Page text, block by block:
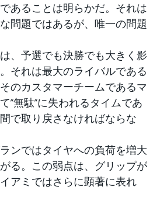
あることは明らかだ。それは
問題ではあるが、唯一の問題
、予選でも決勝でも大きく影
それは最大のライバルである
のカスタマーチームであるマ
”無駄”に失われるタイムであ
で取り戻さなければならな
ンではタイヤへの負荷を増大
る。この弱点は、グリップが
アミではさらに顕著に表れ